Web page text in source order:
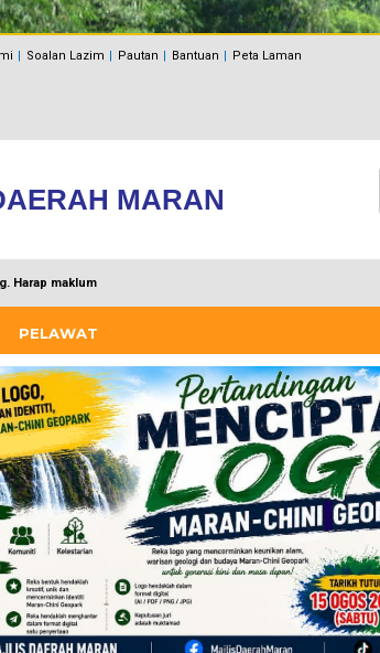
Soalan Lazim Pautan Bantuan Peta Laman
MARAN
Harap maklum
PELAWAT